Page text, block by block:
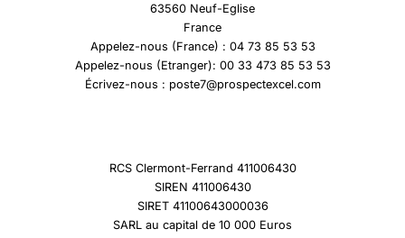
63560 Neuf-Eglise
France
Appelez-nous (France) : 04 73 85 53 53
Appelez-nous (Etranger): 00 33 473 85 53 53
Écrivez-nous : poste7@prospectexcel.com
RCS Clermont-Ferrand 411006430
SIREN 411006430
SIRET 41100643000036
SARL au capital de 10 000 Euros